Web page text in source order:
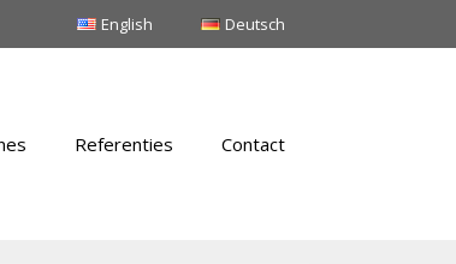
English Deutsch
Referenties Contact